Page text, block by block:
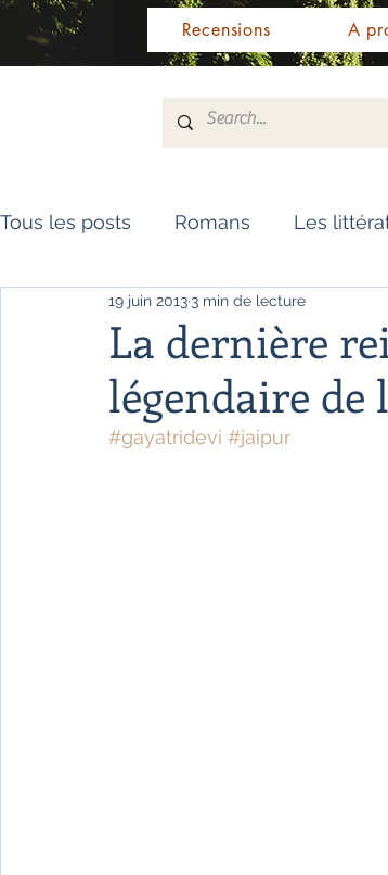
Recensions A
Tous les posts Romans Les
Livres de référence Dictionnaire
Témoignages / Récits Romans
La dernière
légendaire
19 juin 2013 3 min de lecture
#gayatridevi #jaipur